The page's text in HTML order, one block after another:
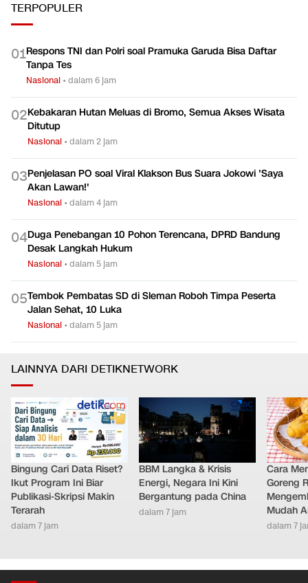
TERPOPULER
01Respons TNI dan Polri soal Pramuka Garuda Bisa Daftar
Tanpa Tes
Nasional •dalam 6 jam
02Kebakaran Hutan Meluas di Bromo, Semua Akses Wisata
Ditutup
Nasional •dalam 2 jam
03Penjelasan PO soal Viral Klakson Bus Suara Jokowi 'Saya
Akan Lawan!'
Nasional •dalam 4 jam
04Duga Penebangan 10 Pohon Terencana, DPRD Bandung
Desak Langkah Hukum
Nasional •dalam 5 jam
05Tembok Pembatas SD di Sleman Roboh Timpa Peserta
Jalan Sehat, 10 Luka
Nasional •dalam 5 jam
LAINNYA DARI DETIKNETWORK
Bingung Cari Data Riset?
Ikut Program Ini Biar
Publikasi-Skripsi Makin
Terarah
dalam 7 jam
BBM Langka & Krisis
Energi, Negara Ini Kini
Bergantung pada China
dalam 7 jam
Cara
Goreng
Mudah
dalam 7